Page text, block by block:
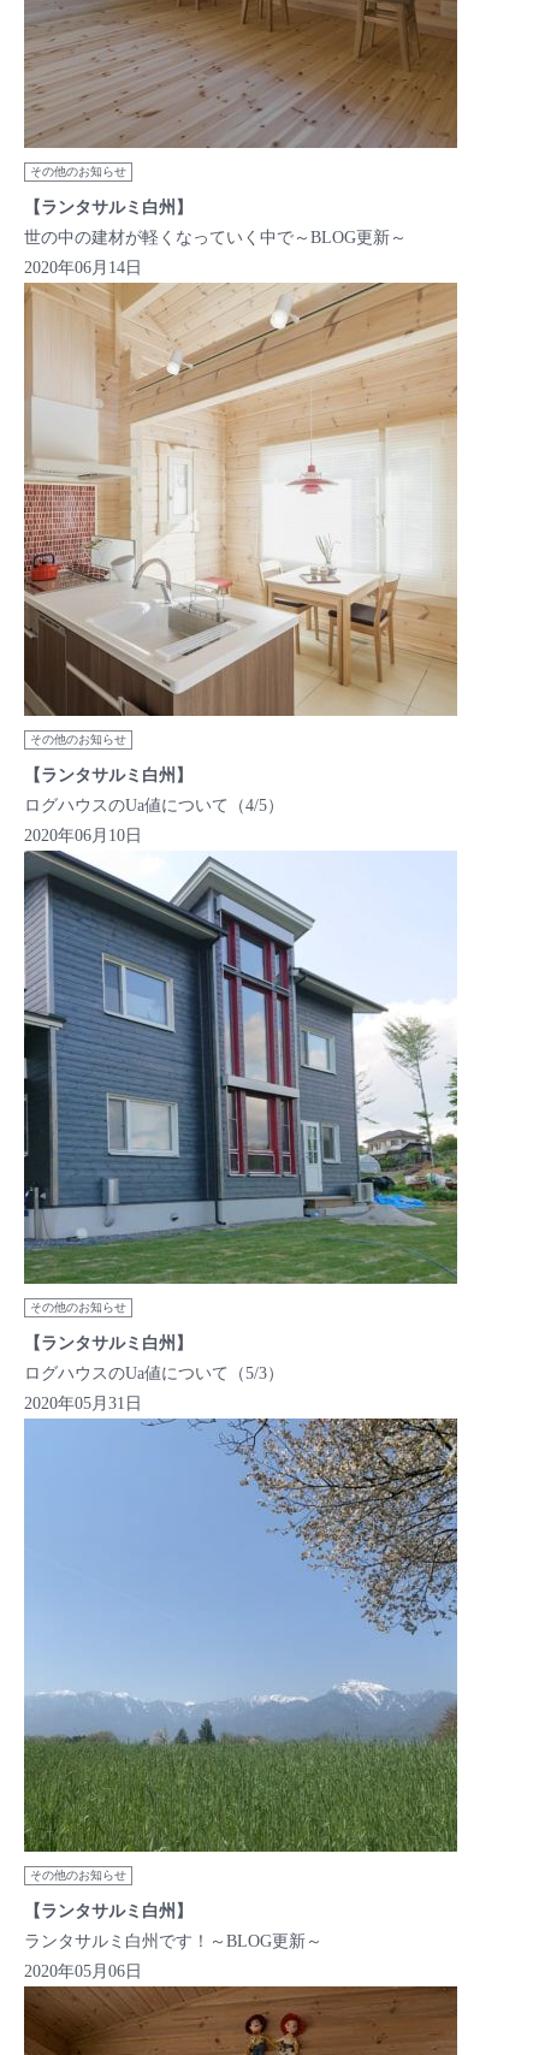
その他のお知らせ
【ランタサルミ白州】
世の中の建材が軽くなっていく中で～BLOG更新～
2020年06月14日
その他のお知らせ
【ランタサルミ白州】
ログハウスのUa値について（4/5）
2020年06月10日
その他のお知らせ
【ランタサルミ白州】
ログハウスのUa値について（5/3）
2020年05月31日
その他のお知らせ
【ランタサルミ白州】
ランタサルミ白州です！～BLOG更新～
2020年05月06日